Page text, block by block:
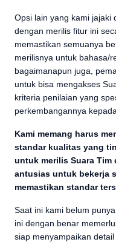
Opsi lain yang kami jajaki
dengan merilis fitur ini
memastikan semuanya
merilisnya untuk bahasa/
bagaimanapun juga,
untuk bisa mengakses
kriteria penilaian yang
perkembangannya
Kami memang harus
standar kualitas yang
untuk merilis Suara Tim
antusias untuk bekerja
memastikan standar
Saat ini kami belum
ini dengan benar
siap menyampaikan